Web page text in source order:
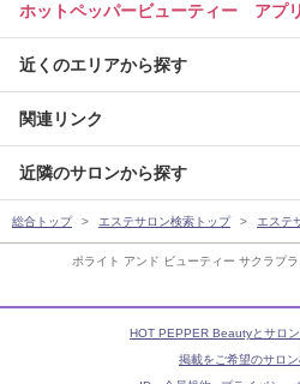
ポライト アンド ビューティー サクラプ
ホットペッパービューティー アプ
近くのエリアから探す
関連リンク
近隣のサロンから探す
総合トップ エステサロン検索トップ エステ
HOT PEPPER Beautyとサロ
掲載をご希望のサロ